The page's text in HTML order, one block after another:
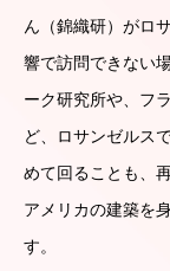
ん（錦織研）がロ
響で訪問できない
ーク研究所や、フ
ど、ロサンゼルス
めて回ることも、
アメリカの建築を
す。